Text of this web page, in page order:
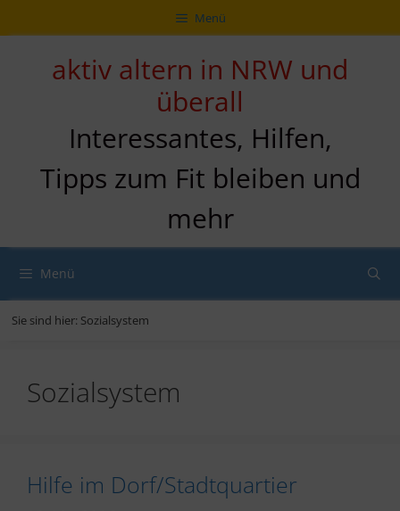
Inhalt
zur
Navigation
Inhalt
Menü
aktiv altern in NRW und
überall
Interessantes, Hilfen,
Tipps zum Fit bleiben und
mehr
Menü
Sie sind hier: Sozialsystem
Sozialsystem
Hilfe im Dorf/Stadtquartier